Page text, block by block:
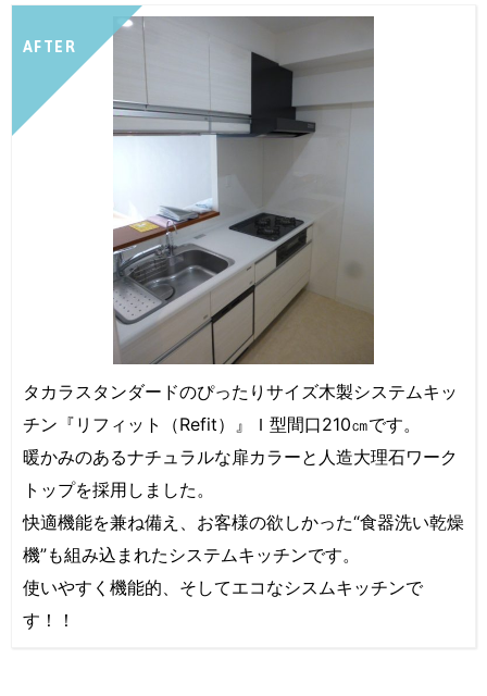
AFTER
タカラスタンダードのぴったりサイズ木製システムキッ
チン『リフィット（Refit）』Ｉ型間口210㎝です。
暖かみのあるナチュラルな扉カラーと人造大理石ワーク
トップを採用しました。
快適機能を兼ね備え、お客様の欲しかった“食器洗い乾燥
機”も組み込まれたシステムキッチンです。
使いやすく機能的、そしてエコなシスムキッチンで
す！！